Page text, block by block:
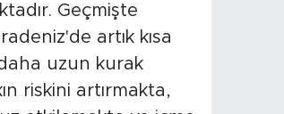
Geçmişte
artık kısa
uzun kurak
riskini artırmakta,